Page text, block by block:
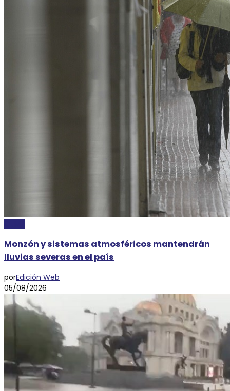
Monzón y sistemas atmosféricos mantendrán
lluvias severas en el país
porEdición Web
05/08/2026